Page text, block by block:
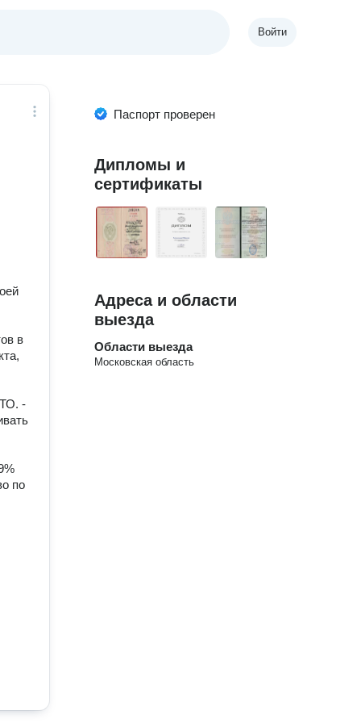
Войти
в
-
по
Паспорт проверен
Дипломы и
сертификаты
Адреса и области
выезда
Области выезда
Московская область